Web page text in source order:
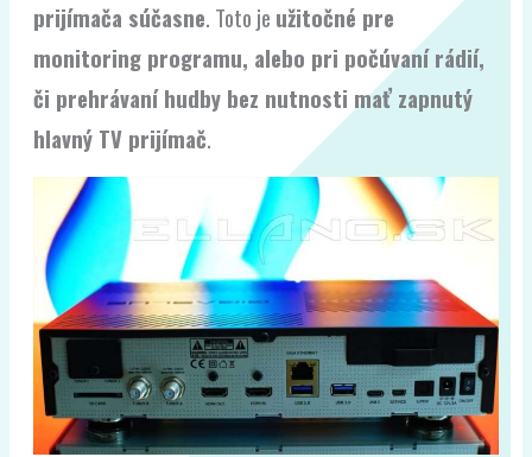
prijímača súčasne. Toto je užitočné pre
monitoring programu, alebo pri počúvaní rádií,
či prehrávaní hudby bez nutnosti mať zapnutý
hlavný TV prijímač.